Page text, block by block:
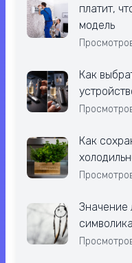
платит,
модель
Как
Как
Значение